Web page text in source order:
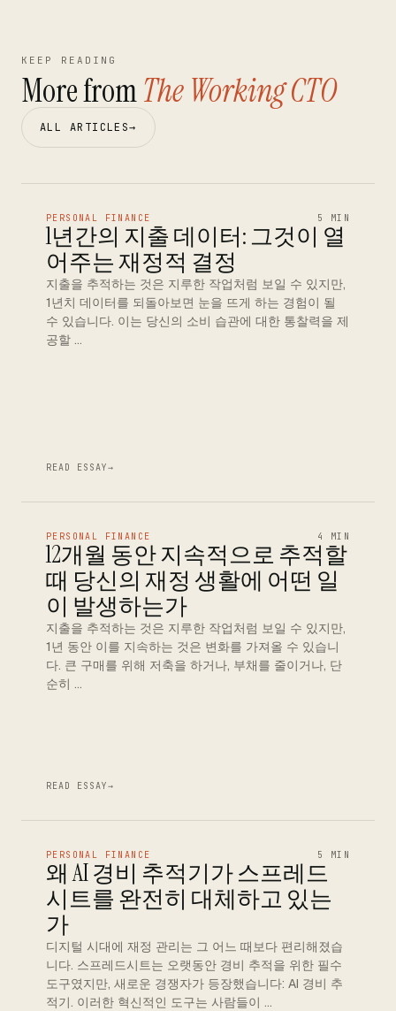
KEEP READING
More fromThe Working CTO
ALL ARTICLES→
PERSONAL FINANCE 5 MIN
1년간의 지출 데이터: 그것이 열
어주는 재정적 결정
지출을 추적하는 것은 지루한 작업처럼 보일 수 있지만,
1년치 데이터를 되돌아보면 눈을 뜨게 하는 경험이 될
수 있습니다. 이는 당신의 소비 습관에 대한 통찰력을 제
공할 …
READ ESSAY→
PERSONAL FINANCE 4 MIN
12개월 동안 지속적으로 추적할
때 당신의 재정 생활에 어떤 일
이 발생하는가
지출을 추적하는 것은 지루한 작업처럼 보일 수 있지만,
1년 동안 이를 지속하는 것은 변화를 가져올 수 있습니
다. 큰 구매를 위해 저축을 하거나, 부채를 줄이거나, 단
순히 …
READ ESSAY→
PERSONAL FINANCE 5 MIN
왜 AI 경비 추적기가 스프레드
시트를 완전히 대체하고 있는
가
디지털 시대에 재정 관리는 그 어느 때보다 편리해졌습
니다. 스프레드시트는 오랫동안 경비 추적을 위한 필수
도구였지만, 새로운 경쟁자가 등장했습니다: AI 경비 추
적기. 이러한 혁신적인 도구는 사람들이 …